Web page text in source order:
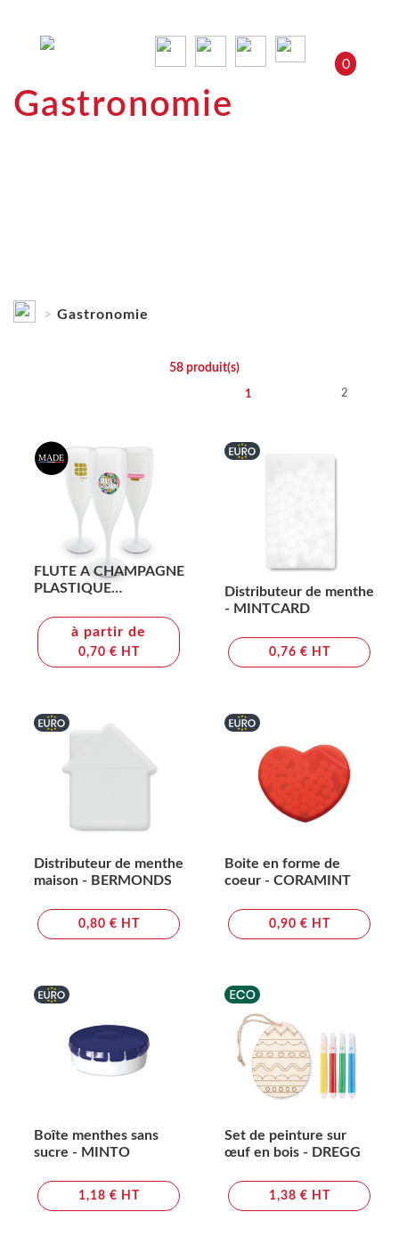
0
Gastronomie
Gastronomie
58produit(s)
1 2
FLUTE A CHAMPAGNE
PLASTIQUE
RAS BORD
à partir de
0,70 € HT
Distributeur de menthe
- MINTCARD
0,76 € HT
Distributeur de menthe
maison - BERMONDS
0,80 € HT
Boite en forme de
coeur - CORAMINT
0,90 € HT
Boîte menthes sans
sucre - MINTO
1,18 € HT
Set de peinture sur
œuf en bois - DREGG
1,38 € HT